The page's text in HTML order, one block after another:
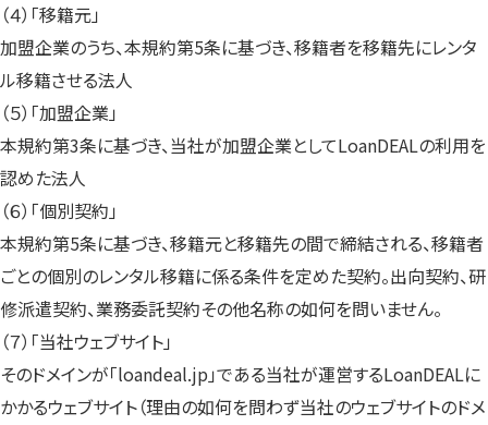
（４）「移籍元」
加盟企業のうち、本規約第5条に基づき、移籍者を移籍先にレンタ
ル移籍させる法人
（５）「加盟企業」
本規約第3条に基づき、当社が加盟企業としてLoanDEALの利用を
認めた法人
（６）「個別契約」
本規約第5条に基づき、移籍元と移籍先の間で締結される、移籍者
ごとの個別のレンタル移籍に係る条件を定めた契約。出向契約、研
修派遣契約、業務委託契約その他名称の如何を問いません。
（７）「当社ウェブサイト」
そのドメインが「loandeal.jp」である当社が運営するLoanDEALに
かかるウェブサイト（理由の如何を問わず当社のウェブサイトのドメ